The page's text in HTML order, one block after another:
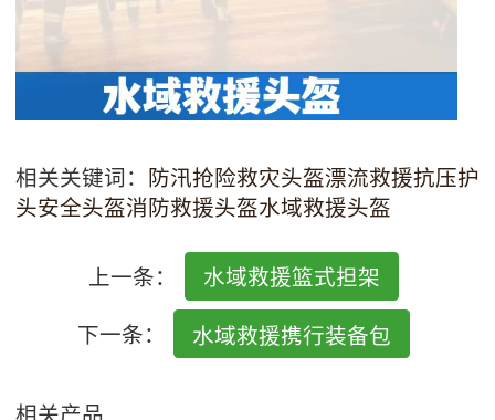
相关关键词： 防汛抢险救灾头盔漂流救援抗压护
头安全头盔消防救援头盔水域救援头盔
上一条：
水域救援篮式担架
下一条：
水域救援携行装备包
相关产品